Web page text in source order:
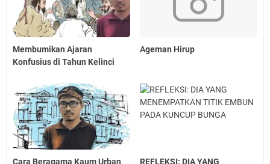
Membumikan Ajaran
Konfusius di Tahun Kelinci
Ageman Hirup
Cara Beragama Kaum Urban REFLEKSI: DIA YANG